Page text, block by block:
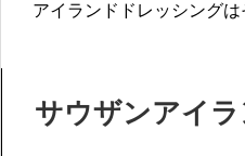
アイランドドレッシング
サウザンアイ